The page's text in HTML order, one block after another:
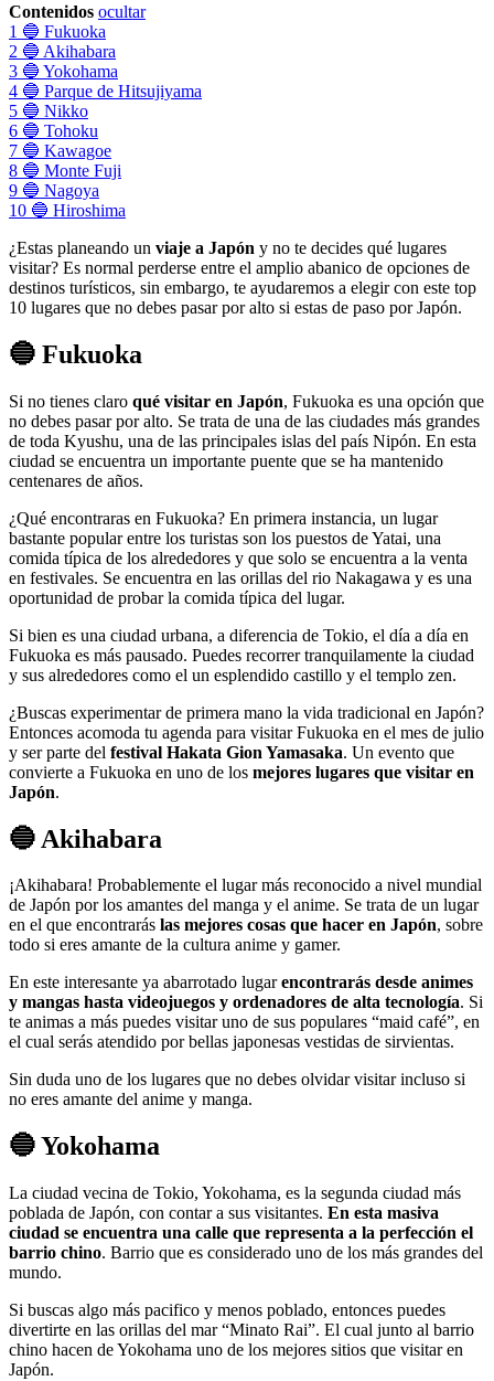
Contenidos ocultar
1 🔵 Fukuoka
2 🔵 Akihabara
3 🔵 Yokohama
4 🔵 Parque de Hitsujiyama
5 🔵 Nikko
6 🔵 Tohoku
7 🔵 Kawagoe
8 🔵 Monte Fuji
9 🔵 Nagoya
10 🔵 Hiroshima
¿Estas planeando un viaje a Japón y no te decides qué lugares
visitar? Es normal perderse entre el amplio abanico de opciones de
destinos turísticos, sin embargo, te ayudaremos a elegir con este top
10 lugares que no debes pasar por alto si estas de paso por Japón.
🔵 Fukuoka
Si no tienes claro qué visitar en Japón, Fukuoka es una opción que
no debes pasar por alto. Se trata de una de las ciudades más grandes
de toda Kyushu, una de las principales islas del país Nipón. En esta
ciudad se encuentra un importante puente que se ha mantenido
centenares de años.
¿Qué encontraras en Fukuoka? En primera instancia, un lugar
bastante popular entre los turistas son los puestos de Yatai, una
comida típica de los alrededores y que solo se encuentra a la venta
en festivales. Se encuentra en las orillas del rio Nakagawa y es una
oportunidad de probar la comida típica del lugar.
Si bien es una ciudad urbana, a diferencia de Tokio, el día a día en
Fukuoka es más pausado. Puedes recorrer tranquilamente la ciudad
y sus alrededores como el un esplendido castillo y el templo zen.
¿Buscas experimentar de primera mano la vida tradicional en Japón?
Entonces acomoda tu agenda para visitar Fukuoka en el mes de julio
y ser parte del festival Hakata Gion Yamasaka. Un evento que
convierte a Fukuoka en uno de los mejores lugares que visitar en
Japón.
🔵 Akihabara
¡Akihabara! Probablemente el lugar más reconocido a nivel mundial
de Japón por los amantes del manga y el anime. Se trata de un lugar
en el que encontrarás las mejores cosas que hacer en Japón, sobre
todo si eres amante de la cultura anime y gamer.
En este interesante ya abarrotado lugarencontrarás desde animes
y mangas hasta videojuegos y ordenadores de alta tecnología. Si
te animas a más puedes visitar uno de sus populares “maid café”, en
el cual serás atendido por bellas japonesas vestidas de sirvientas.
Sin duda uno de los lugares que no debes olvidar visitar incluso si
no eres amante del anime y manga.
🔵 Yokohama
La ciudad vecina de Tokio, Yokohama, es la segunda ciudad más
poblada de Japón, con contar a sus visitantes. En esta masiva
ciudad se encuentra una calle que representa a la perfección el
barrio chino. Barrio que es considerado uno de los más grandes del
mundo.
Si buscas algo más pacifico y menos poblado, entonces puedes
divertirte en las orillas del mar “Minato Rai”. El cual junto al barrio
chino hacen de Yokohama uno de los mejores sitios que visitar en
Japón.